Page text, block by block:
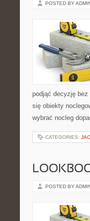
POSTED BY
podjąć decyzję bez
się obiekty
wybrać nocleg
CATEGORIES:
POSTED BY